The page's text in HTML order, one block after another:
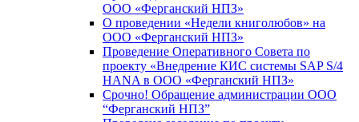
ООО «Ферганский НПЗ»
О проведении «Недели книголюбов» на
ООО «Ферганский НПЗ»
Проведение Оперативного Совета по
проекту «Внедрение КИС системы SAP S/4
HANA в ООО «Ферганский НПЗ»
Срочно! Обращение администрации ООО
“Ферганский НПЗ”